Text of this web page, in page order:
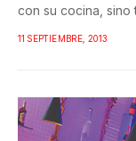
con su cocina, sino
11 SEPTIEMBRE, 2013